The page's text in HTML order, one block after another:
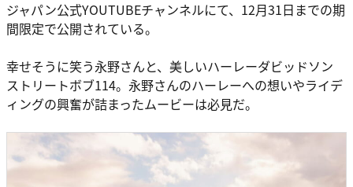
ジャパン公式YOUTUBEチャンネルにて、12月31日までの期
間限定で公開されている。
幸せそうに笑う永野さんと、美しいハーレーダビッドソン
ストリートボブ114。永野さんのハーレーへの想いやライデ
ィングの興奮が詰まったムービーは必見だ。